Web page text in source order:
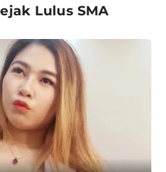
Lulus SMA